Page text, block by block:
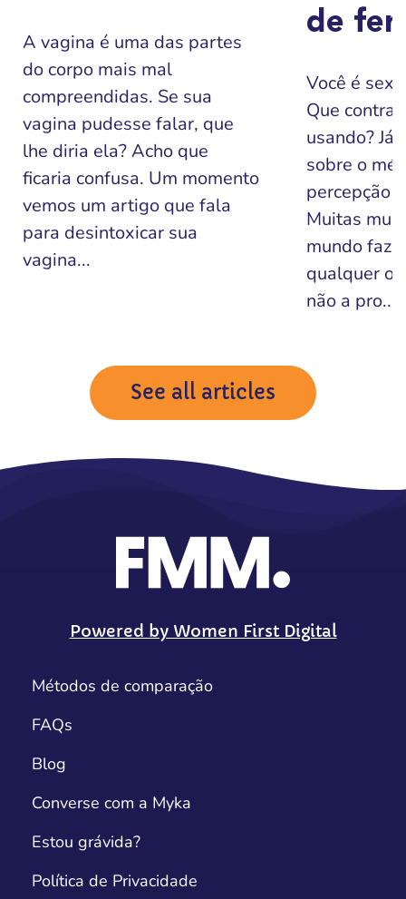
A vagina é uma das partes
do corpo mais mal
compreendidas. Se sua
vagina pudesse falar, que
lhe diria ela? Acho que
ficaria confusa. Um momento
vemos um artigo que fala
para desintoxicar sua
vagina...
de
Você é
Que
usando? Já
sobre o
percepção
Muitas
mundo
qualquer
não a pro...
See all articles
Powered by Women First Digital
Métodos de comparação
FAQs
Blog
Converse com a Myka
Estou grávida?
Política de Privacidade